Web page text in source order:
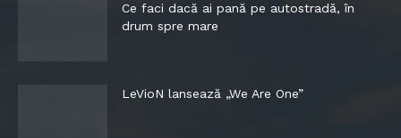
Ce faci dacă ai pană pe autostradă, în
drum spre mare
LeVioN lansează „We Are One”